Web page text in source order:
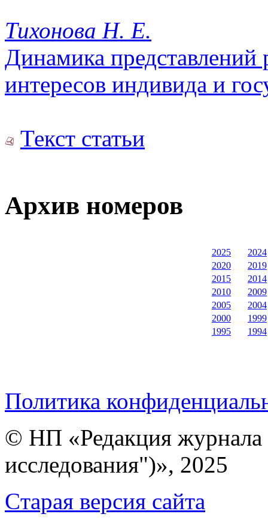
Тихонова Н. Е.
Динамика
интересов индивида и
Текст статьи
Архив номеров
2025
2024
2020
2019
2015
2014
2010
2009
2005
2004
2000
1999
1995
1994
Политика
© НП «Редакция
исследования")», 2025
Cтарая версия сайта